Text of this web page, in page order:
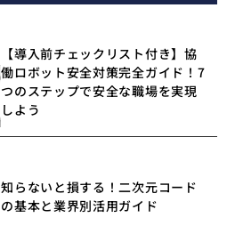
【導入前チェックリスト付き】協
働ロボット安全対策完全ガイド！7
つのステップで安全な職場を実現
しよう
知らないと損する！二次元コード
の基本と業界別活用ガイド